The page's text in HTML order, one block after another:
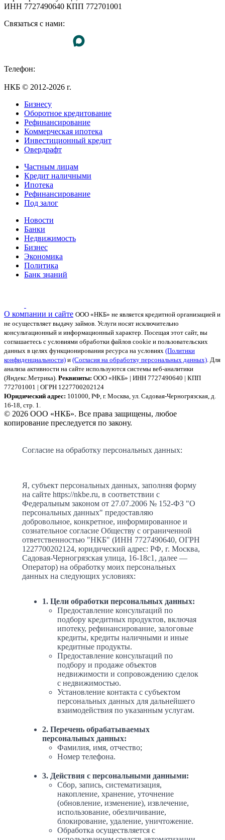
ИНН 7727490640 КПП 772701001
Связаться с нами:
Телефон:
НКБ © 2012-2026 г.
Бизнесу
Оборотное кредитование
Рефинансирование
Коммерческая ипотека
Инвестиционный кредит
Овердрафт
Частным лицам
Кредит наличными
Ипотека
Рефинансирование
Под залог
Новости
Банки
Недвижимость
Бизнес
Экономика
Политика
Банк знаний
О компании и сайте ООО «НКБ» не является кредитной организацией и
не осуществляет выдачу займов. Услуги носят исключительно
консультационный и информационный характер. Посещая этот сайт, вы
соглашаетесь с условиями обработки файлов cookie и пользовательских
данных в целях функционирования ресурса на условиях (Политики
конфиденциальности) и (Согласия на обработку персональных данных). Для
анализа активности на сайте используются системы веб-аналитики
(Яндекс.Метрика). Реквизиты: ООО «НКБ» | ИНН 7727490640 | КПП
772701001 | ОГРН 1227700202124
Юридический адрес: 101000, РФ, г. Москва, ул. Садовая-Черногрязская, д.
16-18, стр. 1.
© 2026 ООО «НКБ». Все права защищены, любое
копирование преследуется по закону.
Согласие на обработку персональных данных:
Я, субъект персональных данных, заполняя форму
на сайте https://nkbe.ru, в соответствии с
Федеральным законом от 27.07.2006 № 152-ФЗ "О
персональных данных" предоставляю
добровольное, конкретное, информированное и
сознательное согласие Обществу с ограниченной
ответственностью "НКБ" (ИНН 7727490640, ОГРН
1227700202124, юридический адрес: РФ, г. Москва,
Садовая-Черногрязская улица, 16-18с1, далее —
Оператор) на обработку моих персональных
данных на следующих условиях:
1. Цели обработки персональных данных:
Предоставление консультаций по
подбору кредитных продуктов, включая
ипотеку, рефинансирование, залоговые
кредиты, кредиты наличными и иные
кредитные продукты.
Предоставление консультаций по
подбору и продаже объектов
недвижимости и сопровождению сделок
с недвижимостью.
Установление контакта с субъектом
персональных данных для дальнейшего
взаимодействия по указанным услугам.
2. Перечень обрабатываемых
персональных данных:
Фамилия, имя, отчество;
Номер телефона.
3. Действия с персональными данными:
Сбор, запись, систематизация,
накопление, хранение, уточнение
(обновление, изменение), извлечение,
использование, обезличивание,
блокирование, удаление, уничтожение.
Обработка осуществляется с